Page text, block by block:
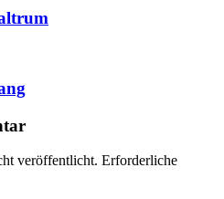
veröffentlicht. Erforderliche